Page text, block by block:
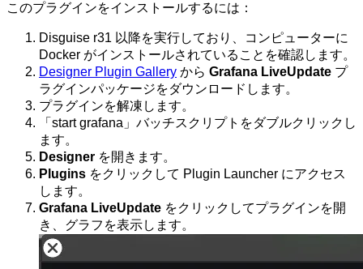
このプラグインをインストールするには：
Disguise r31 以降を実行しており、コンピューターに
Docker がインストールされていることを確認します。
Designer Plugin Gallery から Grafana LiveUpdate プ
ラグインパッケージをダウンロードします。
プラグインを解凍します。
「start grafana」バッチスクリプトをダブルクリックし
ます。
Designer を開きます。
Plugins をクリックして Plugin Launcher にアクセス
します。
Grafana LiveUpdate をクリックしてプラグインを開
き、グラフを表示します。